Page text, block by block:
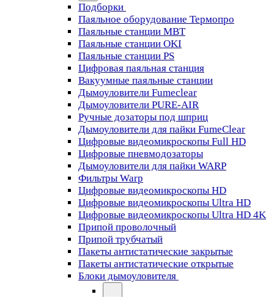
Подборки
Паяльное оборудование Термопро
Паяльные станции MBT
Паяльные станции OKI
Паяльные станции PS
Цифровая паяльная станция
Вакуумные паяльные станции
Дымоуловители Fumeclear
Дымоуловители PURE-AIR
Ручные дозаторы под шприц
Дымоуловители для пайки FumeClear
Цифровые видеомикроскопы Full HD
Цифровые пневмодозаторы
Дымоуловители для пайки WARP
Фильтры Warp
Цифровые видеомикроскопы HD
Цифровые видеомикроскопы Ultra HD
Цифровые видеомикроскопы Ultra HD 4K
Припой проволочный
Припой трубчатый
Пакеты антистатические закрытые
Пакеты антистатические открытые
Блоки дымоуловителя